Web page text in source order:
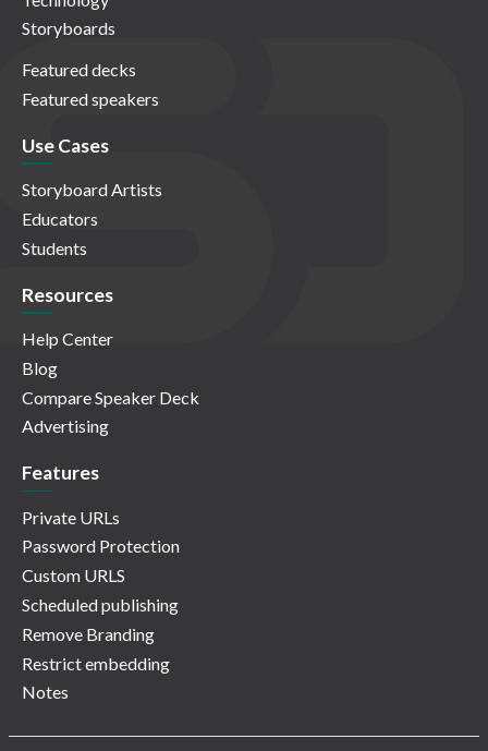
Storyboards
Featured decks
Featured speakers
Use Cases
Storyboard Artists
Educators
Students
Resources
Help Center
Blog
Compare Speaker Deck
Advertising
Features
Private URLs
Password Protection
Custom URLS
Scheduled publishing
Remove Branding
Restrict embedding
Notes